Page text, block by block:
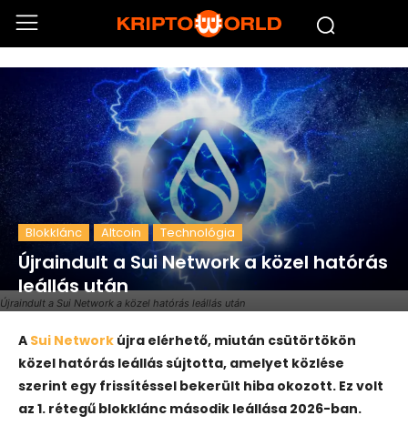
Újraindult a Sui Network a közel hatórás leállás után
Blokklánc Altcoin Technológia
Újraindult a Sui Network a közel hatórás
leállás után
A Sui Network újra elérhető, miután csütörtökön
közel hatórás leállás sújtotta, amelyet közlése
szerint egy frissítéssel bekerült hiba okozott. Ez volt
az 1. rétegű blokklánc második leállása 2026-ban.